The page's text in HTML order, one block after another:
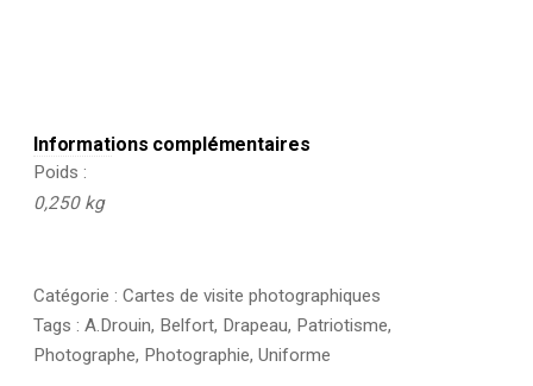
Informations complémentaires
Poids
0,250 kg
Catégorie : Cartes de visite photographiques
Tags : A.Drouin, Belfort, Drapeau, Patriotisme,
Photographe, Photographie, Uniforme